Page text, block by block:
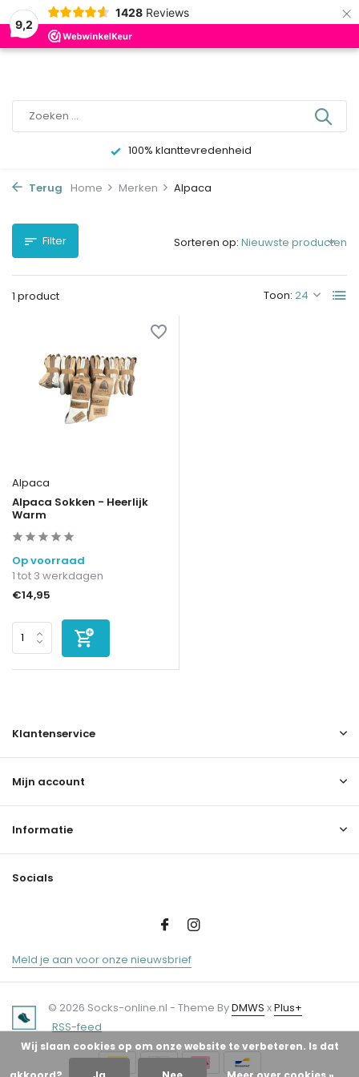
9,2
1428 Reviews ×
0
100% klanttevredenheid
Terug Home Merken Alpaca
Filter
1 product Toon:
Sorteren op:
Alpaca
Alpaca Sokken - Heerlijk
Warm
Op voorraad
1 tot 3 werkdagen
€14,95
Klantenservice
Mijn account
Informatie
Socials
Meld je aan voor onze nieuwsbrief
© 2026 Socks-online.nl - Theme ByDMWS xPlus+
RSS-feed
Wij slaan cookies op om onze website te verbeteren. Is dat